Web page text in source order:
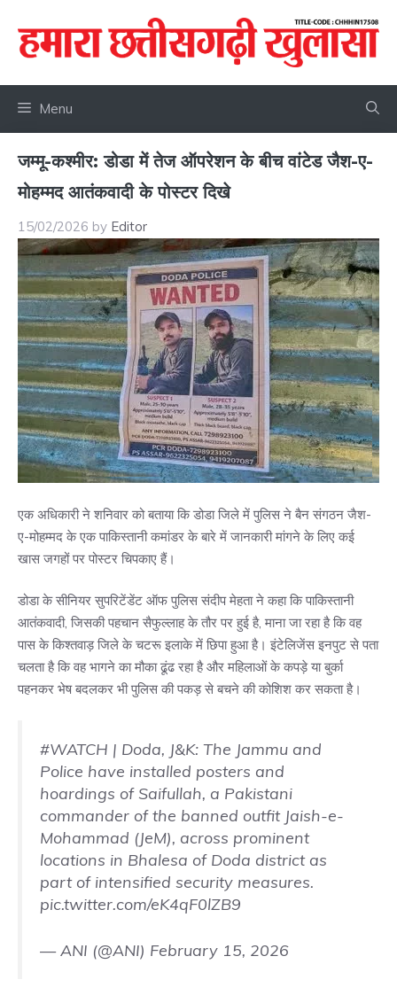
content
Menu
जम्मू-कश्मीर: डोडा में तेज ऑपरेशन के बीच वांटेड जैश-ए-
मोहम्मद आतंकवादी के पोस्टर दिखे
15/02/2026 by Editor
एक अधिकारी ने शनिवार को बताया कि डोडा जिले में पुलिस ने बैन संगठन जैश-
ए-मोहम्मद के एक पाकिस्तानी कमांडर के बारे में जानकारी मांगने के लिए कई
खास जगहों पर पोस्टर चिपकाए हैं।
डोडा के सीनियर सुपरिटेंडेंट ऑफ पुलिस संदीप मेहता ने कहा कि पाकिस्तानी
आतंकवादी, जिसकी पहचान सैफुल्लाह के तौर पर हुई है, माना जा रहा है कि वह
पास के किश्तवाड़ जिले के चटरू इलाके में छिपा हुआ है। इंटेलिजेंस इनपुट से पता
चलता है कि वह भागने का मौका ढूंढ रहा है और महिलाओं के कपड़े या बुर्का
पहनकर भेष बदलकर भी पुलिस की पकड़ से बचने की कोशिश कर सकता है।
#WATCH | Doda, J&K: The Jammu and
Police have installed posters and
hoardings of Saifullah, a Pakistani
commander of the banned outfit Jaish-e-
Mohammad (JeM), across prominent
locations in Bhalesa of Doda district as
part of intensified security measures.
pic.twitter.com/eK4qF0lZB9
— ANI (@ANI) February 15, 2026